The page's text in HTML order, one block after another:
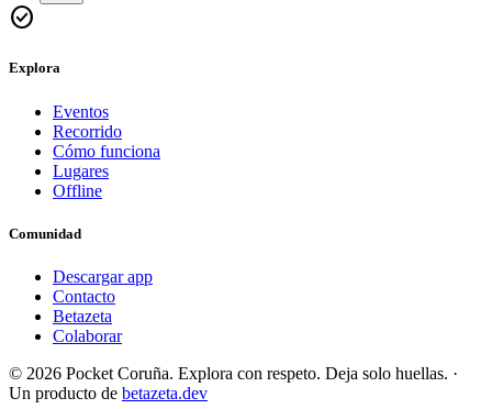
check_circle
Explora
Eventos
Recorrido
Cómo funciona
Lugares
Offline
Comunidad
Descargar app
Contacto
Betazeta
Colaborar
© 2026 Pocket Coruña. Explora con respeto. Deja solo huellas. ·
Un producto de betazeta.dev